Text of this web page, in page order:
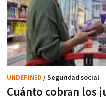
Cuánto cobran los
UNDEFINED / Seguridad social